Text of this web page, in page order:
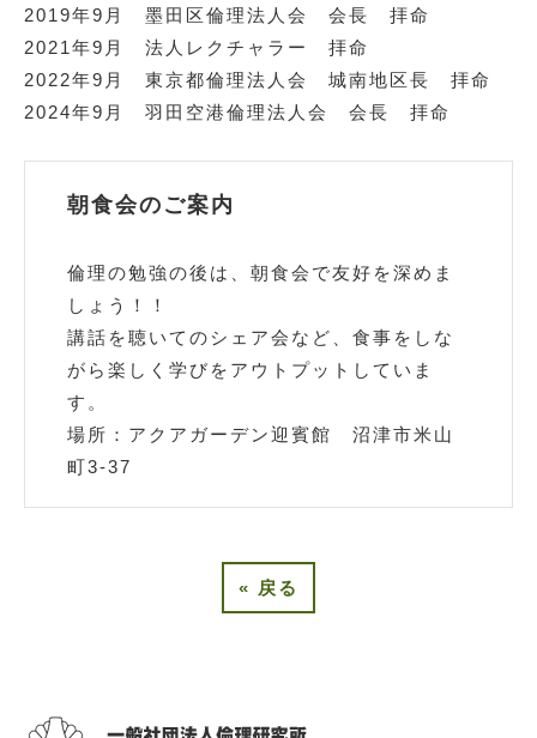
2019年9月 墨田区倫理法人会 会長 拝命
2021年9月 法人レクチャラー 拝命
2022年9月 東京都倫理法人会 城南地区長 拝命
2024年9月 羽田空港倫理法人会 会長 拝命
朝食会のご案内
倫理の勉強の後は、朝食会で友好を深めま
しょう！！
講話を聴いてのシェア会など、食事をしな
がら楽しく学びをアウトプットしていま
す。
場所：アクアガーデン迎賓館 沼津市米山
町3-37
« 戻る